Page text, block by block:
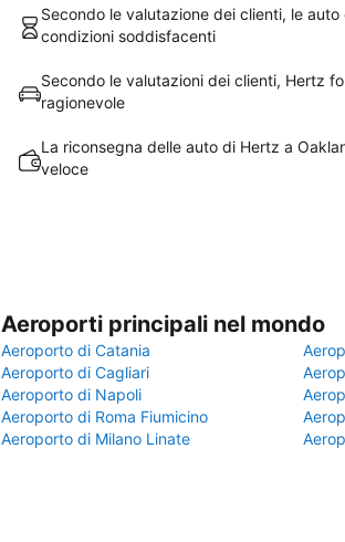
Secondo le valutazione dei clienti, le
condizioni soddisfacenti
Secondo le valutazioni dei clienti, Hertz
ragionevole
La riconsegna delle auto di Hertz a
veloce
Aeroporti principali nel mondo
Aeroporto di Catania
Aeroporto di Cagliari
Aeroporto di Napoli
Aeroporto di Roma Fiumicino
Aeroporto di Milano Linate